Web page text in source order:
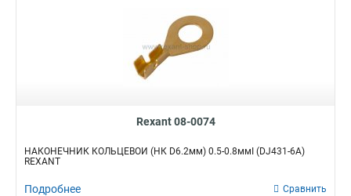
Rexant 08-0074
НАКОНЕЧНИК КОЛЬЦЕВОЙ (НК D6.2мм) 0.5-0.8ммІ (DJ431-6A)
REXANT
Подробнее Сравнить